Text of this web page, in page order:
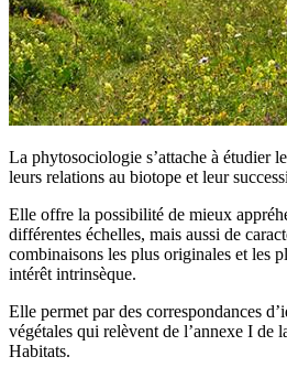
La phytosociologie s’attache à étudier
leurs relations au biotope et leur
Elle offre la possibilité de mieux
différentes échelles, mais aussi de
combinaisons les plus originales et les
intérêt intrinsèque.
Elle permet par des correspondances
végétales qui relèvent de l’annexe I de
Habitats.